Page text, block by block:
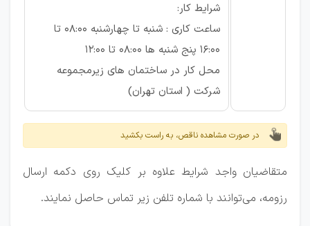
شرایط کار:
ساعت کاری : شنبه تا چهارشنبه 08:00 تا
16:00 پنج شنبه ها 08:00 تا 12:00
محل کار در ساختمان های زیرمجموعه
شرکت ( استان تهران)
در صورت مشاهده ناقص، به راست بکشید
متقاضیان واجد شرایط علاوه بر کلیک روی دکمه ارسال
رزومه، می‌توانند با شماره تلفن زیر تماس حاصل نمایند.